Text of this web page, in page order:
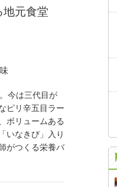
地元食堂
今は三代目が
ピリ辛五目ラー
ボリュームある
いなきび」入り
がつくる栄養バ